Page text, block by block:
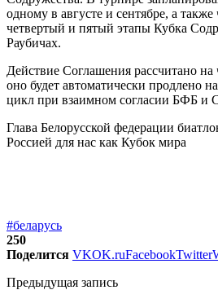
одному в августе и сентябре, а
четвертый и пятый этапы Кубка
Раубичах.
Действие Соглашения рассчитано на
оно будет автоматически продлено
цикл при взаимном согласии БФБ и
Глава Белорусской федерации
Россией для нас как Кубок мира
#беларусь
250
Поделится VKOK.ruFacebookTwitter
Предыдущая запись